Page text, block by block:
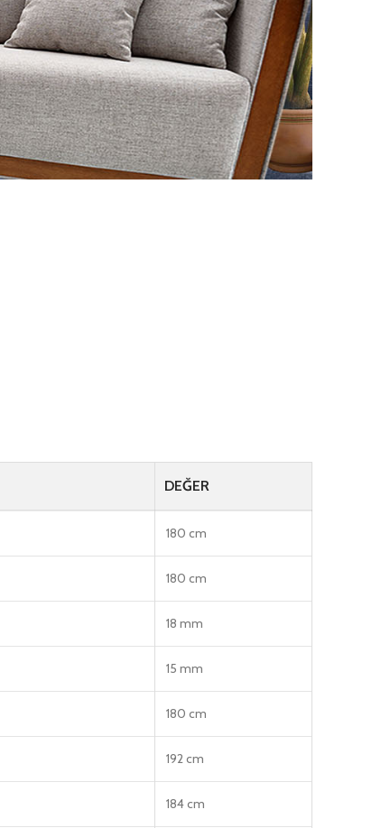
DEĞER
180 cm
180 cm
18 mm
15 mm
180 cm
192 cm
184 cm